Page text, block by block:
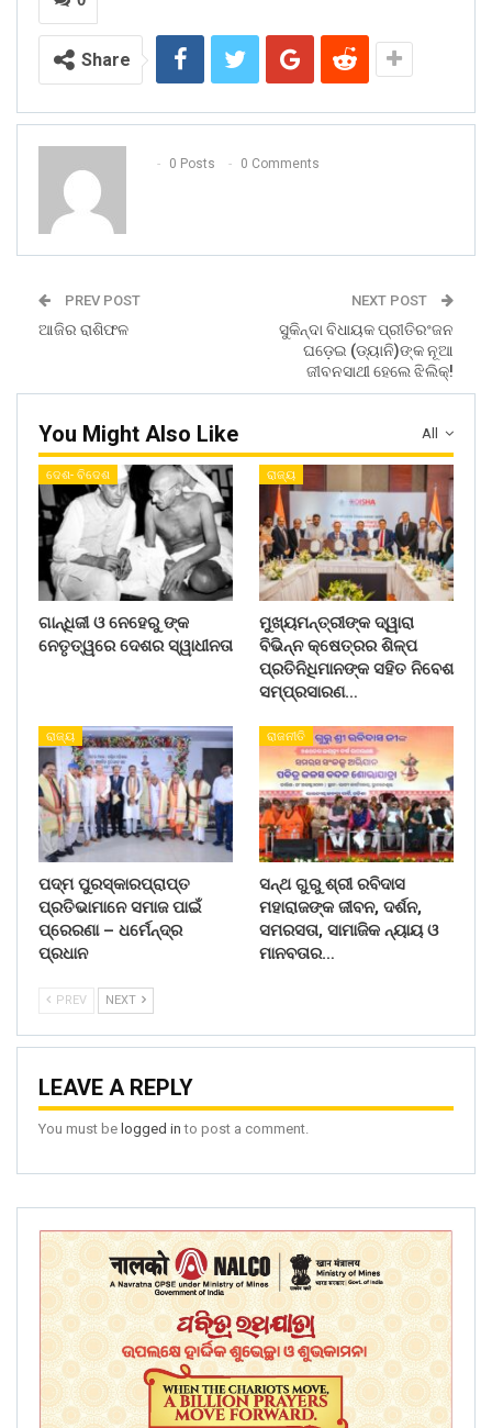
Share
0 Posts 0 Comments
PREV POST
ଆଜିର ରାଶିଫଳ
NEXT POST
ସୁକିନ୍ଦା ବିଧାୟକ ପ୍ରୀତିରଂଜନ
ଘଡ଼େଇ (ଡ୍ୟାନି)ଙ୍କ ନୂଆ
ଜୀବନସାଥୀ ହେଲେ ଝିଲିକ୍‌!
All
You Might Also Like
ଦେଶ- ବିଦେଶ
ଗାନ୍ଧିଜୀ ଓ ନେହେରୁ ଙ୍କ
ନେତୃତ୍ୱରେ ଦେଶର ସ୍ୱାଧୀନତା
ରାଜ୍ୟ
ମୁଖ୍ୟମନ୍ତ୍ରୀଙ୍କ ଦ୍ୱାରା
ବିଭିନ୍ନ କ୍ଷେତ୍ରର ଶିଳ୍ପ
ପ୍ରତିନିଧିମାନଙ୍କ ସହିତ ନିବେଶ
ସମ୍ପ୍ରସାରଣ…
ରାଜ୍ୟ
ପଦ୍ମ ପୁରସ୍କାରପ୍ରାପ୍ତ
ପ୍ରତିଭାମାନେ ସମାଜ ପାଇଁ
ପ୍ରେରଣା – ଧର୍ମେନ୍ଦ୍ର
ପ୍ରଧାନ
ରାଜନୀତି
ସନ୍ଥ ଗୁରୁ ଶ୍ରୀ ରବିଦାସ
ମହାରାଜଙ୍କ ଜୀବନ, ଦର୍ଶନ,
ସମରସତା, ସାମାଜିକ ନ୍ୟାୟ ଓ
ମାନବତାର…
PREV NEXT
LEAVE A REPLY
You must be logged in to post a comment.